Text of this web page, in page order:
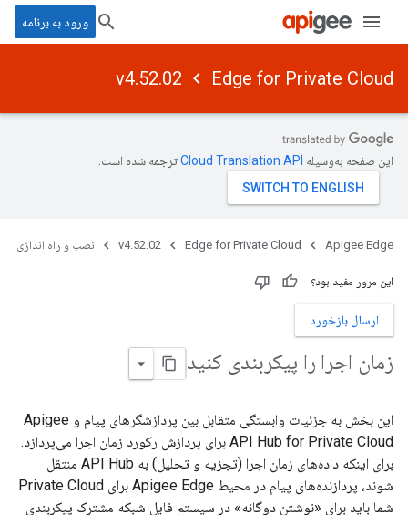
ورود به برنامه
Edge for Private Cloud
v4.52.02
این صفحه به‌وسیله ترجمه شده است.
Apigee Edge
Edge for Private Cloud
v4.52.02 نصب و راه اندازی
این مرور مفید بود؟
ارسال بازخورد
زمان اجرا را پیکربندی کنید
این بخش به جزئیات وابستگی متقابل بین پردازشگرهای پیام و Apigee
API Hub for Private Cloud برای پردازش رکورد زمان اجرا می‌پردازد.
برای اینکه داده‌های زمان اجرا (تجزیه و تحلیل) به API Hub منتقل
شوند، پردازنده‌های پیام در محیط Apigee Edge برای Private Cloud
شما باید برای «نوشتن دوگانه» در سیستم فایل شبکه مشترک پیکربندی